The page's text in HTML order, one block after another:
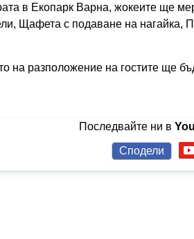
в Екопарк Варна, жокеите ще
Щафета с подаване на нагайка,
на разположение на гостите ще
Последвайте ни в
Сподели